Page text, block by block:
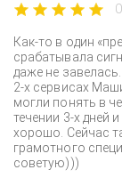
Как-то в один
срабатывала
даже не
2-х сервисах
могли понять в
течении 3-х дней
хорошо. Сейчас
грамотного
советую)))